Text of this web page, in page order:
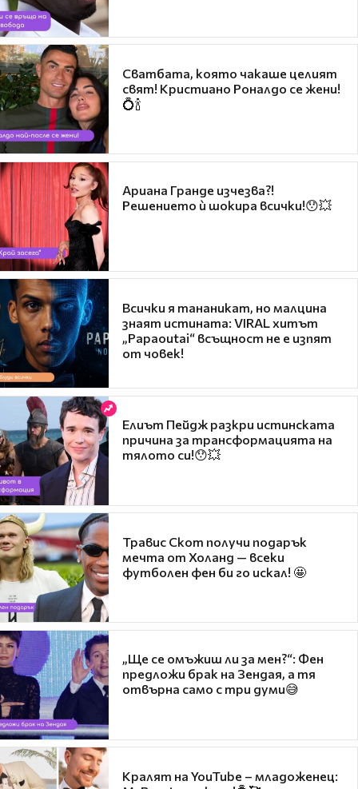
Сватбата, която чакаше целият
свят! Кристиано Роналдо се жени!
💍🍾
Ариана Гранде изчезва?!
Решението ѝ шокира всички!😯💥
Всички я тананикат, но малцина
знаят истината: VIRAL хитът
„Papaoutai“ всъщност не е изпят
от човек!
Елиът Пейдж разкри истинската
причина за трансформацията на
тялото си!😯💥
Травис Скот получи подарък
мечта от Холанд — всеки
футболен фен би го искал! 🤩
„Ще се омъжиш ли за мен?“: Фен
предложи брак на Зендая, а тя
отвърна само с три думи😅
Кралят на YouTube – младоженец: